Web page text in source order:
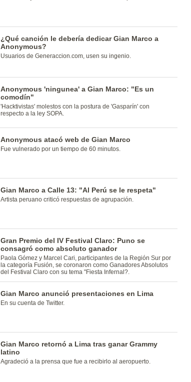
¿Qué canción le debería dedicar Gian Marco a
Anonymous?
Usuarios de Generaccion.com, usen su ingenio.
Anonymous 'ningunea' a Gian Marco: "Es un
comodín"
'Hacktivistas' molestos con la postura de 'Gasparín' con
respecto a la ley SOPA.
Anonymous atacó web de Gian Marco
Fue vulnerado por un tiempo de 60 minutos.
Gian Marco a Calle 13: "Al Perú se le respeta"
Artista peruano criticó respuestas de agrupación.
Gran Premio del IV Festival Claro: Puno se
consagró como absoluto ganador
Paola Gómez y Marcel Cari, participantes de la Región Sur por
la categoría Fusión, se coronaron como Ganadores Absolutos
del Festival Claro con su tema "Fiesta Infernal?.
Gian Marco anunció presentaciones en Lima
En su cuenta de Twitter.
Gian Marco retornó a Lima tras ganar Grammy
latino
Agradeció a la prensa que fue a recibirlo al aeropuerto.